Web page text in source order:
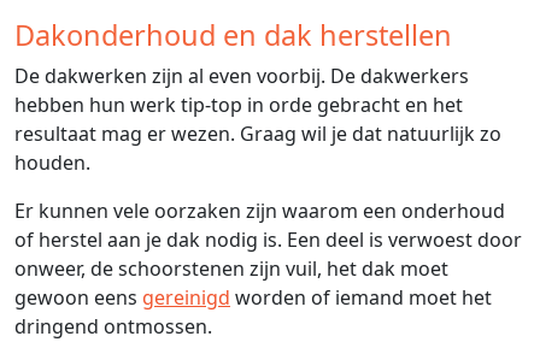
Dakonderhoud en dak herstellen
De dakwerken zijn al even voorbij. De dakwerkers
hebben hun werk tip-top in orde gebracht en het
resultaat mag er wezen. Graag wil je dat natuurlijk zo
houden.
Er kunnen vele oorzaken zijn waarom een onderhoud
of herstel aan je dak nodig is. Een deel is verwoest door
onweer, de schoorstenen zijn vuil, het dak moet
gewoon eens gereinigd worden of iemand moet het
dringend ontmossen.